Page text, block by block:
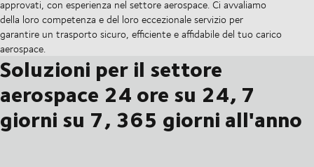
approvati, con esperienza nel settore aerospace. Ci avvaliamo
della loro competenza e del loro eccezionale servizio per
garantire un trasporto sicuro, efficiente e affidabile del tuo carico
aerospace.
Soluzioni per il settore
aerospace 24 ore su 24, 7
giorni su 7, 365 giorni all'anno